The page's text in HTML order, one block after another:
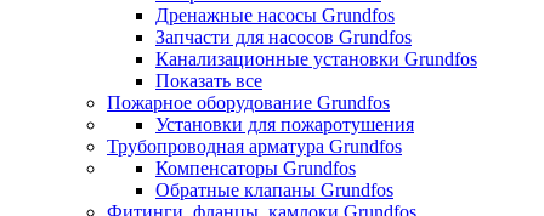
Дренажные насосы Grundfos
Запчасти для насосов Grundfos
Канализационные установки Grundfos
Показать все
Пожарное оборудование Grundfos
Установки для пожаротушения
Трубопроводная арматура Grundfos
Компенсаторы Grundfos
Обратные клапаны Grundfos
Фитинги, фланцы, камлоки Grundfos